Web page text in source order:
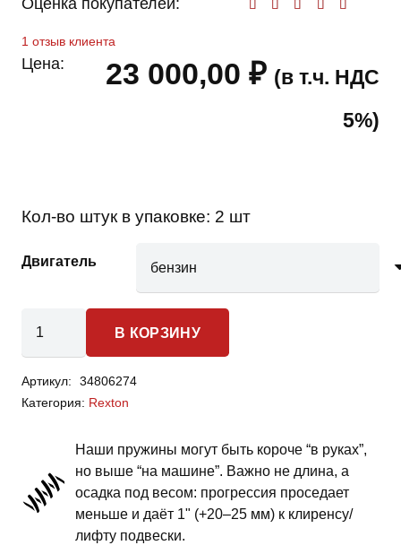
Оценка покупателей:
1 отзыв клиента
Цена: 23 000,00 ₽ (в т.ч. НДС
5%)
Кол-во штук в упаковке: 2 шт
Двигатель
товара
Rexton
1
пружины
передней
подвески
В КОРЗИНУ
Артикул:
34806274
Категория: Rexton
Наши пружины могут быть короче “в руках”,
но выше “на машине”. Важно не длина, а
осадка под весом: прогрессия проседает
меньше и даёт 1" (+20–25 мм) к клиренсу/
лифту подвески.